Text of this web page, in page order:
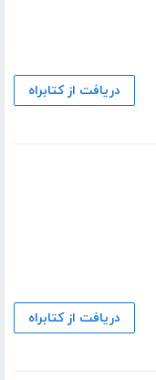
دریافت از کتابراه
دریافت از کتابراه